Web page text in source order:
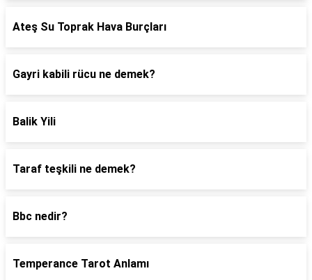
Ateş Su Toprak Hava Burçları
Gayri kabili rücu ne demek?
Balik Yili
Taraf teşkili ne demek?
Bbc nedir?
Temperance Tarot Anlamı